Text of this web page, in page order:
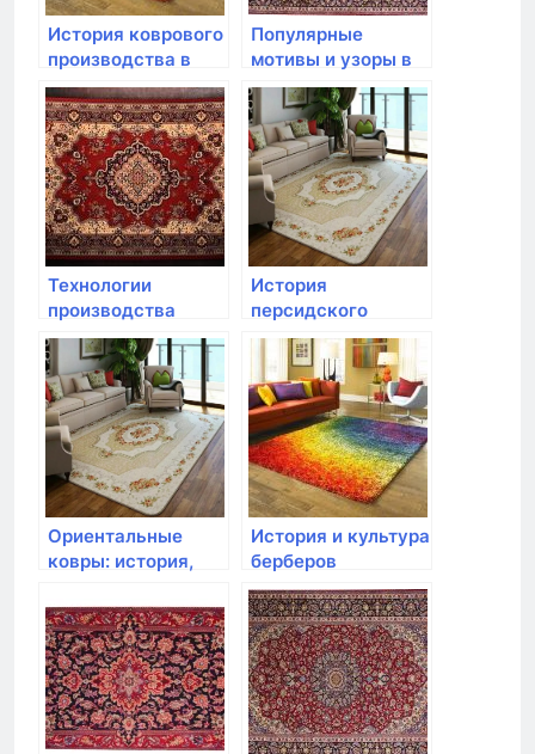
История коврового
производства в
Восточной Европе
Популярные
мотивы и узоры в
истории коврового
производства
Технологии
производства
ручных ковров:
процесс создания
неповторимых
шедевров
История
персидского
коврового
искусства
Ориентальные
ковры: история,
вариации этого
искусства
История и культура
берберов